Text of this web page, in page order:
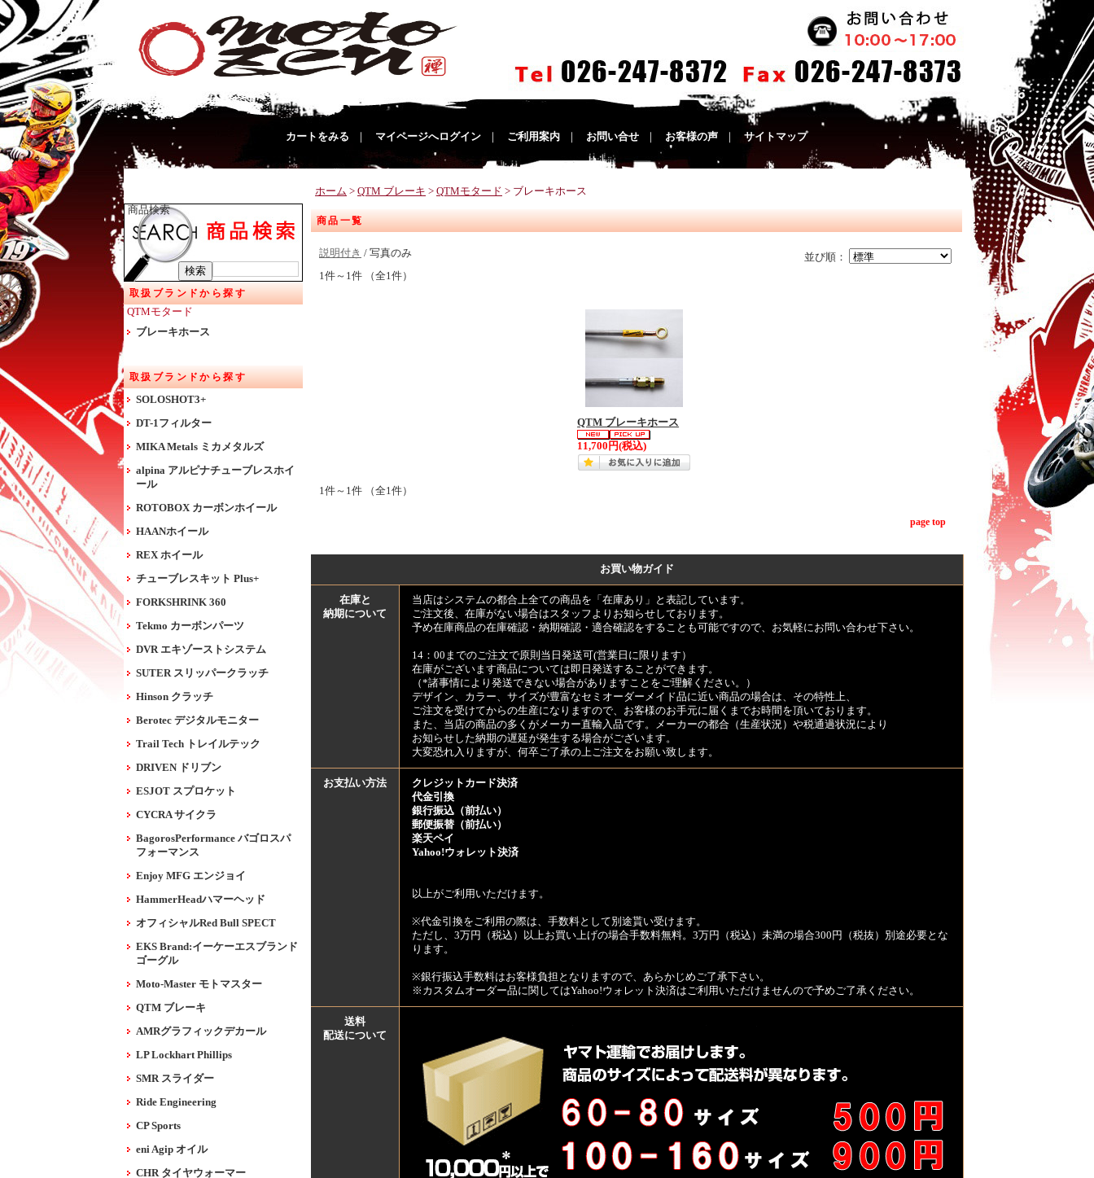
カートをみる マイページへログイン ご利用案内 お問い合せ お客様の声 サイトマップ
商品検索
取扱ブランドから探す
QTMモタード
ブレーキホース
取扱ブランドから探す
SOLOSHOT3+
DT-1フィルター
MIKA Metals ミカメタルズ
alpina アルピナチューブレスホイ
ール
ROTOBOX カーボンホイール
HAANホイール
REX ホイール
チューブレスキット Plus+
FORKSHRINK 360
Tekmo カーボンパーツ
DVR エキゾーストシステム
SUTER スリッパークラッチ
Hinson クラッチ
Berotec デジタルモニター
Trail Tech トレイルテック
DRIVEN ドリブン
ESJOT スプロケット
CYCRA サイクラ
BagorosPerformance バゴロスパ
フォーマンス
Enjoy MFG エンジョイ
HammerHeadハマーヘッド
オフィシャルRed Bull SPECT
EKS Brand:イーケーエスブランド
ゴーグル
Moto-Master モトマスター
QTM ブレーキ
AMRグラフィックデカール
LP Lockhart Phillips
SMR スライダー
Ride Engineering
CP Sports
eni Agip オイル
CHR タイヤウォーマー
ホーム > QTM ブレーキ > QTMモタード > ブレーキホース
商品一覧
並び順：
説明付き / 写真のみ
1件～1件 （全1件）
QTM ブレーキホース
11,700円(税込)
1件～1件 （全1件）
page top
お買い物ガイド
在庫と
納期について
当店はシステムの都合上全ての商品を「在庫あり」と表記しています。
ご注文後、在庫がない場合はスタッフよりお知らせしております。
予め在庫商品の在庫確認・納期確認・適合確認をすることも可能ですので、お気軽にお問い合わせ下さい。
14：00までのご注文で原則当日発送可(営業日に限ります）
在庫がございます商品については即日発送することができます。
（*諸事情により発送できない場合がありますことをご理解ください。）
デザイン、カラー、サイズが豊富なセミオーダーメイド品に近い商品の場合は、その特性上、
ご注文を受けてからの生産になりますので、お客様のお手元に届くまでお時間を頂いております。
また、当店の商品の多くがメーカー直輸入品です。メーカーの都合（生産状況）や税通過状況により
お知らせした納期の遅延が発生する場合がございます。
大変恐れ入りますが、何卒ご了承の上ご注文をお願い致します。
お支払い方法
クレジットカード決済
代金引換
銀行振込（前払い）
郵便振替（前払い）
楽天ペイ
Yahoo!ウォレット決済
以上がご利用いただけます。
※代金引換をご利用の際は、手数料として別途貰い受けます。
ただし、3万円（税込）以上お買い上げの場合手数料無料。3万円（税込）未満の場合300円（税抜）別途必要とな
ります。
※銀行振込手数料はお客様負担となりますので、あらかじめご了承下さい。
※カスタムオーダー品に関してはYahoo!ウォレット決済はご利用いただけませんので予めご了承ください。
送料
配送について